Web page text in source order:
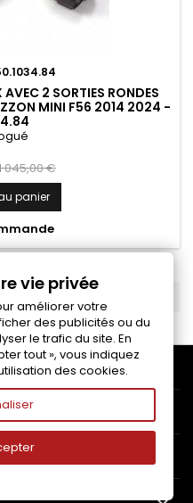
AVEC 2 SORTIES RONDES
MINI F56 2014 2024 -
045,00 €
panier

vie privée
améliorer votre
des publicités ou du
le trafic du site. En
tout », vous indiquez
des cookies.